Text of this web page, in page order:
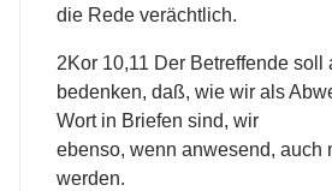
die Rede verächtlich.
2Kor 10,11 Der Betreffende soll
bedenken, daß, wie wir als
Wort in Briefen sind, wir
ebenso, wenn anwesend, auch
werden.